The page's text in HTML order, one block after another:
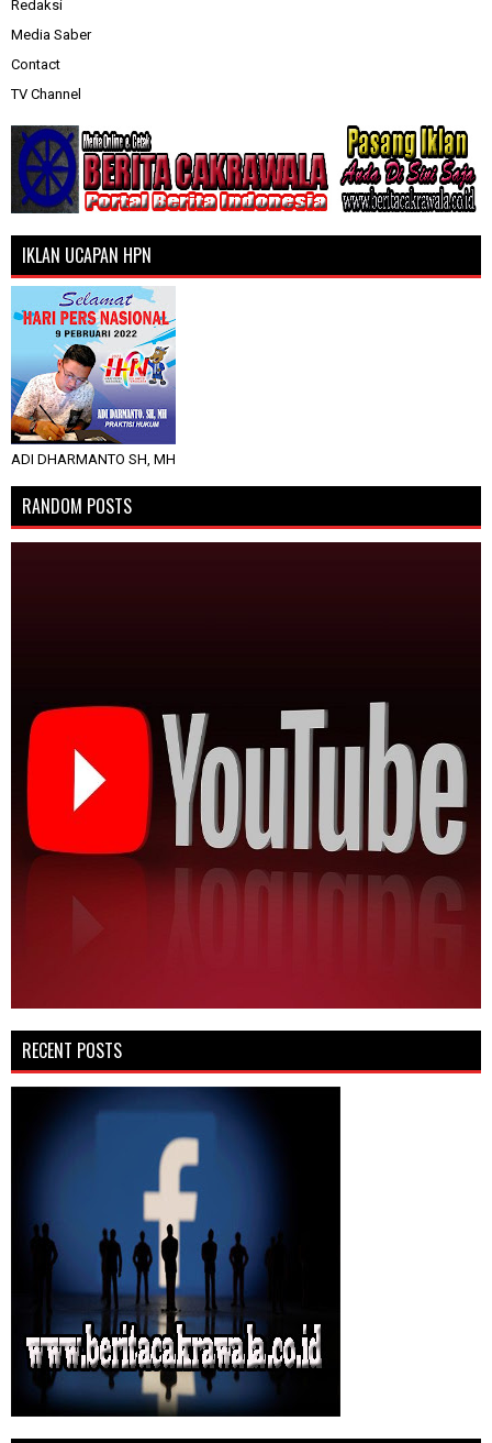
Redaksi
Media Saber
Contact
TV Channel
IKLAN UCAPAN HPN
ADI DHARMANTO SH, MH
RANDOM POSTS
RECENT POSTS